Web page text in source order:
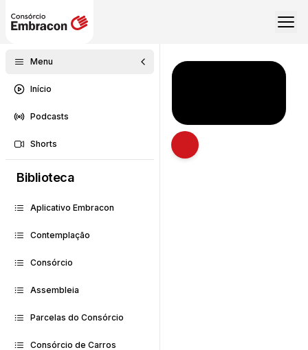
Menu
Início
Podcasts
Shorts
Biblioteca
Aplicativo Embracon
Contemplação
Consórcio
Assembleia
Parcelas do Consórcio
Consórcio de Carros
Abrir descrição